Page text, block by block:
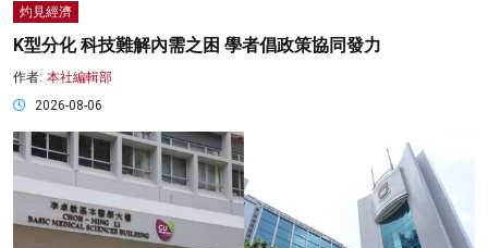
灼見經濟
K型分化 科技難解內需之困 學者倡政策協同發力
作者: 本社編輯部
2026-08-06